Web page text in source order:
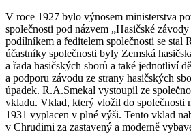
V roce 1927 bylo výnosem ministerstva
společnosti pod názvem „Hasičské
podílníkem a ředitelem společnosti se stal
účastníky společnosti byly Zemská
a řada hasičských sborů a také jednotliví
a podporu závodu ze strany hasičských
úpadek. R.A.Smekal vystoupil ze
vkladu. Vklad, který vložil do společnosti
1931 vyplacen v plné výši. Tento vklad
v Chrudimi za zastavený a moderně